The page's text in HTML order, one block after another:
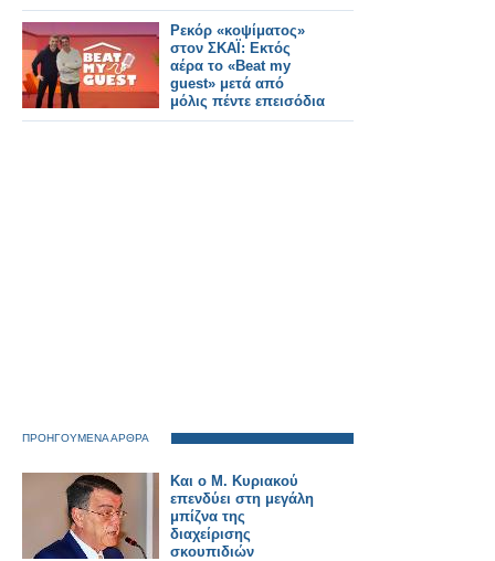
Ρεκόρ «κοψίματος»
στον ΣΚΑΪ: Εκτός
αέρα το «Beat my
guest» μετά από
μόλις πέντε επεισόδια
ΠΡΟΗΓΟΥΜΕΝΑ ΑΡΘΡΑ
Και ο Μ. Κυριακού
επενδύει στη μεγάλη
μπίζνα της
διαχείρισης
σκουπιδιών